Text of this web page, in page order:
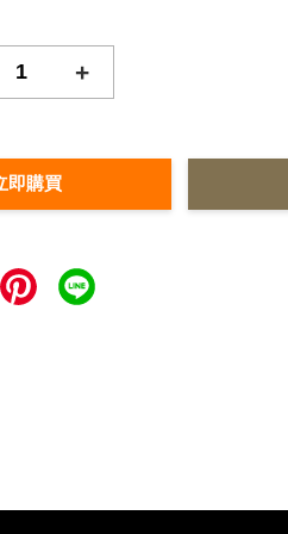
+
即購買